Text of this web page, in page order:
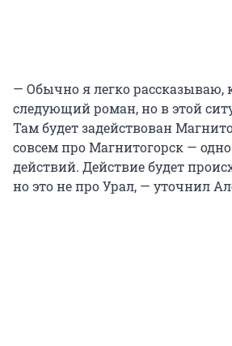
— Обычно я легко рассказываю,
следующий роман, но в этой
Там будет задействован
совсем про Магнитогорск —
действий. Действие будет
но это не про Урал, — уточнил